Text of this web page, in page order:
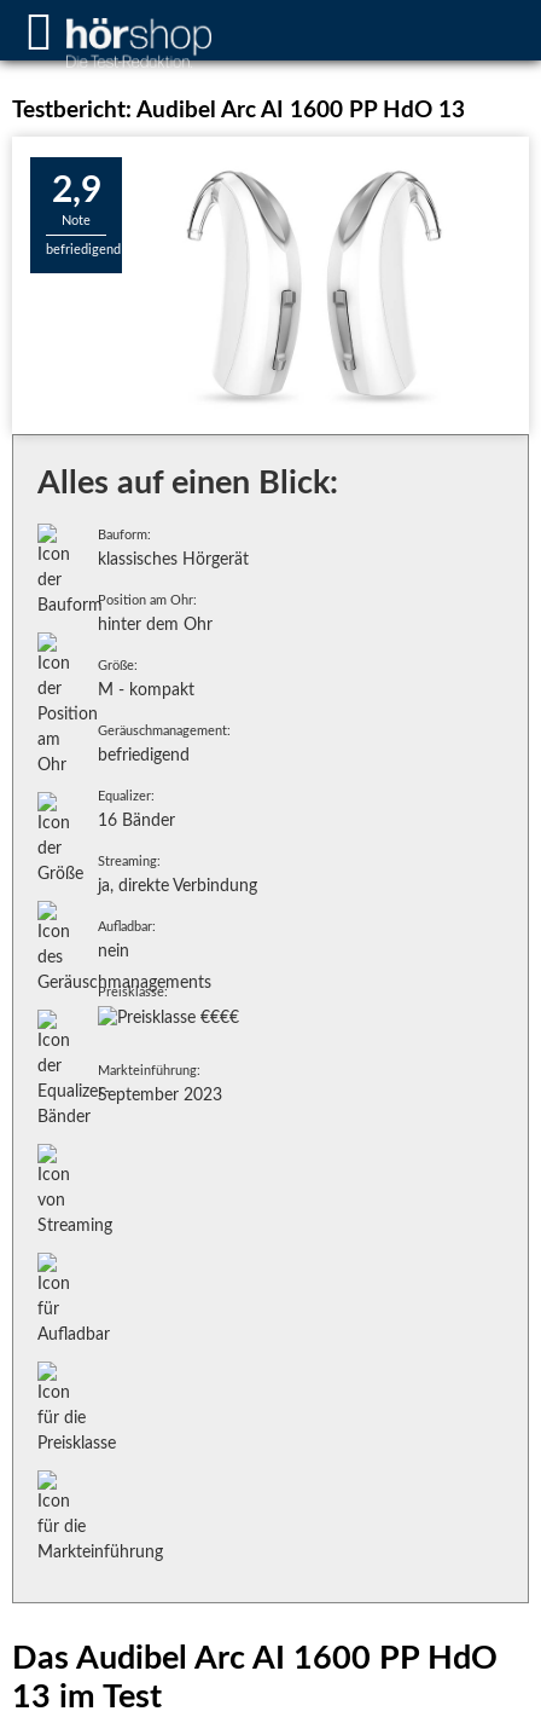
Testbericht: Audibel Arc AI 1600 PP HdO 13
2,9
Note
befriedigend
Das Audibel Arc AI 1600 PP HdO
13 im Test
Alles auf einen Blick:
Bauform:
klassisches Hörgerät
Position am Ohr:
hinter dem Ohr
Größe:
M - kompakt
Geräuschmanagement:
befriedigend
Equalizer:
16 Bänder
Streaming:
ja, direkte Verbindung
Aufladbar:
nein
Preisklasse:
Markteinführung:
September 2023